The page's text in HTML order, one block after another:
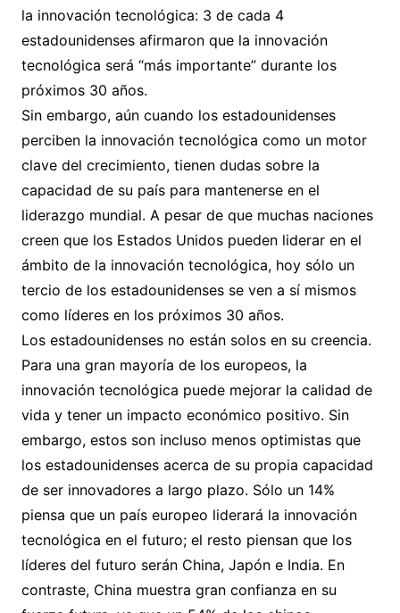
la innovación tecnológica: 3 de cada 4
estadounidenses afirmaron que la innovación
tecnológica será “más importante” durante los
próximos 30 años.
Sin embargo, aún cuando los estadounidenses
perciben la innovación tecnológica como un motor
clave del crecimiento, tienen dudas sobre la
capacidad de su país para mantenerse en el
liderazgo mundial. A pesar de que muchas naciones
creen que los Estados Unidos pueden liderar en el
ámbito de la innovación tecnológica, hoy sólo un
tercio de los estadounidenses se ven a sí mismos
como líderes en los próximos 30 años.
Los estadounidenses no están solos en su creencia.
Para una gran mayoría de los europeos, la
innovación tecnológica puede mejorar la calidad de
vida y tener un impacto económico positivo. Sin
embargo, estos son incluso menos optimistas que
los estadounidenses acerca de su propia capacidad
de ser innovadores a largo plazo. Sólo un 14%
piensa que un país europeo liderará la innovación
tecnológica en el futuro; el resto piensan que los
líderes del futuro serán China, Japón e India. En
contraste, China muestra gran confianza en su